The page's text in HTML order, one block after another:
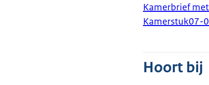
Kamerbrief
Kamerstuk07-
Hoort bij